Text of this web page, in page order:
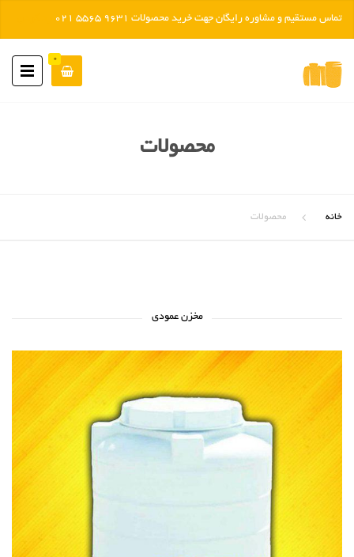
0
محصولات
خانه محصولات
مخزن عمودی
تماس مستقیم و مشاوره رایگان جهت خرید محصولات 9631 5565 021